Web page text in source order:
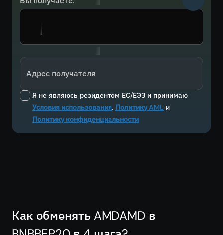
Адрес получателя
Я не являюсь резидентом ЕС/ЕЭЗ и принимаю
Условия использования, Политику AML и
Политику конфиденциальности
Как обменять AMDAMD в